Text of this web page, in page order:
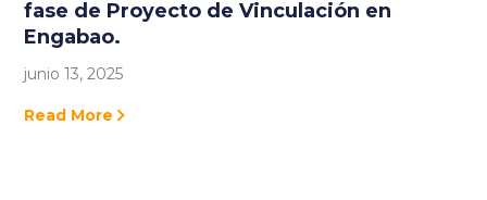
fase de Proyecto de Vinculación en
Engabao.
junio 13, 2025
Read More